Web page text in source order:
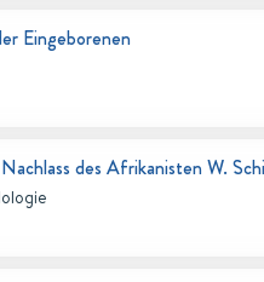
Eingeborenen
des Afrikanisten W.